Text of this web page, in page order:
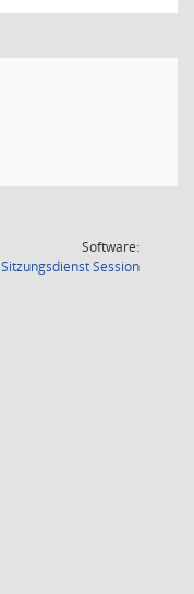
Software:
SitzungsdienstSession(Wird in